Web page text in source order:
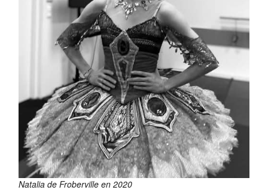
Natalia de Froberville en 2020